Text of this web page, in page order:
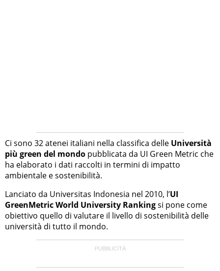
Ci sono 32 atenei italiani nella classifica delle Università
più green del mondo pubblicata da UI Green Metric che
ha elaborato i dati raccolti in termini di impatto
ambientale e sostenibilità.
Lanciato da Universitas Indonesia nel 2010, l’UI
GreenMetric World University Rankingsi pone come
obiettivo quello di valutare il livello di sostenibilità delle
università di tutto il mondo.